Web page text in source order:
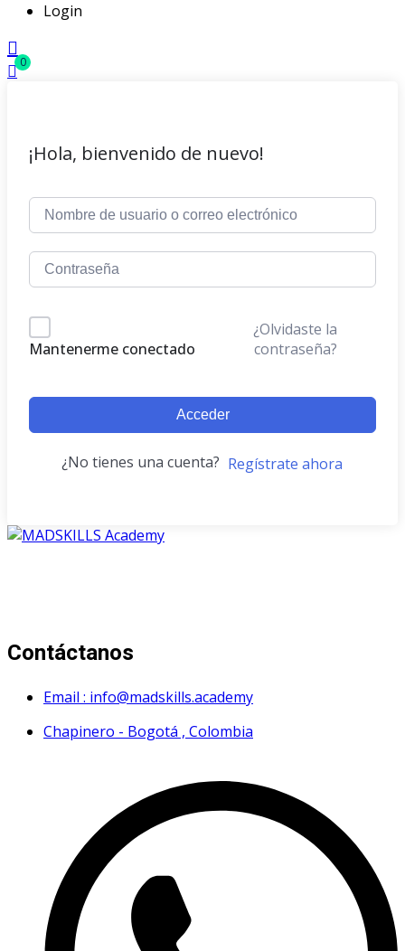
Login
0
¡Hola, bienvenido de nuevo!
Mantenerme conectado
¿Olvidaste la
contraseña?
Acceder
¿No tienes una cuenta? Regístrate ahora
Contáctanos
Email : info@madskills.academy
Chapinero - Bogotá , Colombia